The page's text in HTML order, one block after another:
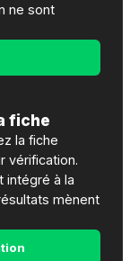
ne sont
fiche
la fiche
vérification.
intégré à la
mènent